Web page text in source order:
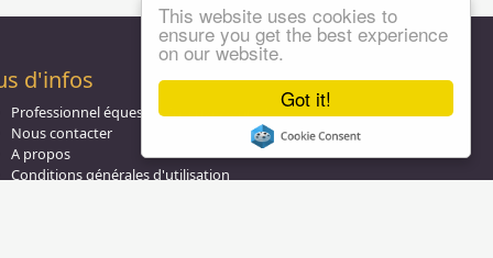
Got it!
This website uses cookies to
ensure you get the best experience
on our website.
d'infos
Professionnel équestre, Inscrivez-vous !
Nous contacter
A propos
Conditions générales d'utilisation